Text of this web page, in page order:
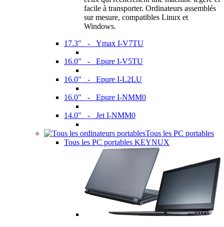
facile à transporter. Ordinateurs assemblés
sur mesure, compatibles Linux et
Windows.
17.3" - Ymax I-V7TU
16.0" - Epure I-V5TU
16.0" - Epure I-L2LU
16.0" - Epure I-NMM0
14.0" - Jet I-NMM0
Tous les PC portables
Tous les PC portables KEYNUX